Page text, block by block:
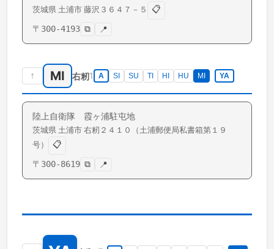
茨城県 土浦市 藤沢 ３６４７－５
📋
〒 300-4193 ⧉ 📍
↑ MI 右籾1 A SI SU TI HI HU MI YA
陸上自衛隊 霞ヶ浦駐屯地
茨城県 土浦市 右籾 ２４１０（土浦郵便局私書箱第１９
号）
📋
〒 300-8619 ⧉ 📍